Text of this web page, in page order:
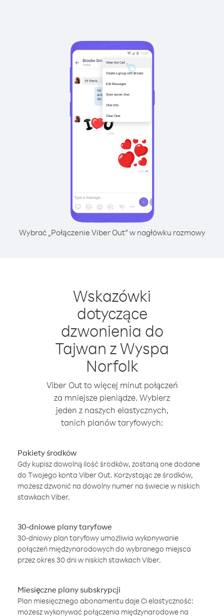
Wybrać „Połączenie Viber Out” w nagłówku rozmowy
Wskazówki
dotyczące
dzwonienia do
Tajwan z Wyspa
Norfolk
Viber Out to więcej minut połączeń
za mniejsze pieniądze. Wybierz
jeden z naszych elastycznych,
tanich planów taryfowych:
Pakiety środków
Gdy kupisz dowolną ilość środków, zostaną one dodane
do Twojego konta Viber Out. Korzystając ze środków,
możesz dzwonić na dowolny numer na świecie w niskich
stawkach Viber.
30-dniowe plany taryfowe
30-dniowy plan taryfowy umożliwia wykonywanie
połączeń międzynarodowych do wybranego miejsca
przez okres 30 dni w niskich stawkach Viber.
Miesięczne plany subskrypcji
Plan miesięcznego abonamentu daje Ci elastyczność:
możesz wykonywać połączenia międzynarodowe na